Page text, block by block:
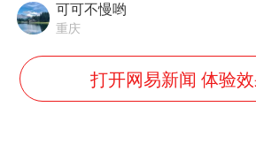
手机真会“偷
可可不慢哟
重庆
打开网易新闻 体验